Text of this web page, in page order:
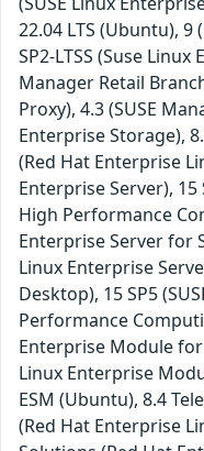
22.04 LTS (Ubuntu), 9
SP2-LTSS (Suse Linux
Manager Retail
Proxy), 4.3 (SUSE
Enterprise Storage),
(Red Hat Enterprise
Enterprise Server), 15
High Performance
Enterprise Server for
Linux Enterprise
Desktop), 15 SP5
Performance
Enterprise Module for
Linux Enterprise
ESM (Ubuntu), 8.4
(Red Hat Enterprise